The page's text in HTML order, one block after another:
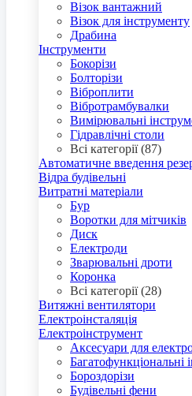
Візок вантажний
Візок для інструменту
Драбина
Інструменти
Бокорізи
Болторізи
Віброплити
Вібротрамбувалки
Вимірювальні
Гідравлічні столи
Всі категорії (87)
Автоматичне введення
Відра будівельні
Витратні матеріали
Бур
Воротки для мітчиків
Диск
Електроди
Зварювальні дроти
Коронка
Всі категорії (28)
Витяжні вентилятори
Електроінсталяція
Електроінструмент
Аксесуари для
Багатофункціональні
Бороздорізи
Будівельні фени